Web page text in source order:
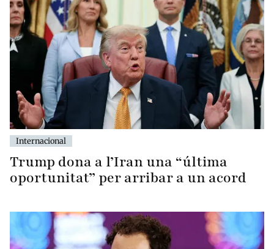
Internacional
Trump dona a l’Iran una “última
oportunitat” per arribar a un acord